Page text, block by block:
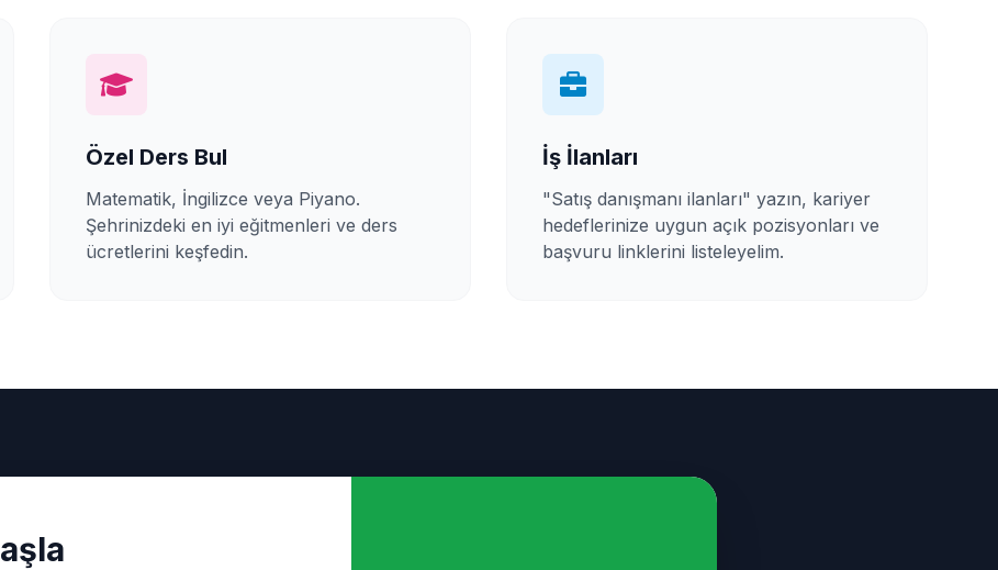
Özel Ders Bul
Matematik, İngilizce veya Piyano.
Şehrinizdeki en iyi eğitmenleri ve ders
ücretlerini keşfedin.
İş İlanları
"Satış danışmanı ilanları" yazın, kariyer
hedeflerinize uygun açık pozisyonları ve
başvuru linklerini listeleyelim.